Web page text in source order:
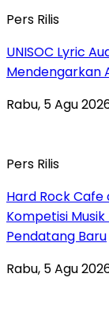
Pers Rilis
UNISOC Lyric
Mendengarkan
Rabu, 5 Agu
Pers Rilis
Hard Rock
Kompetisi Musik
Pendatang Baru
Rabu, 5 Agu